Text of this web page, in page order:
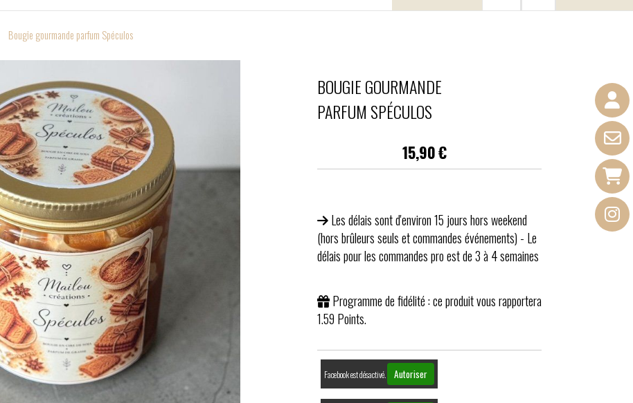
Bougie gourmande parfum Spéculos
BOUGIE GOURMANDE
PARFUM SPÉCULOS
15,90€
Les délais sont d'environ 15 jours hors weekend
(hors brûleurs seuls et commandes événements) - Le
délais pour les commandes pro est de 3 à 4 semaines
Programme de fidélité : ce produit vous rapportera
1.59 Points.
Facebook est désactivé. Autoriser